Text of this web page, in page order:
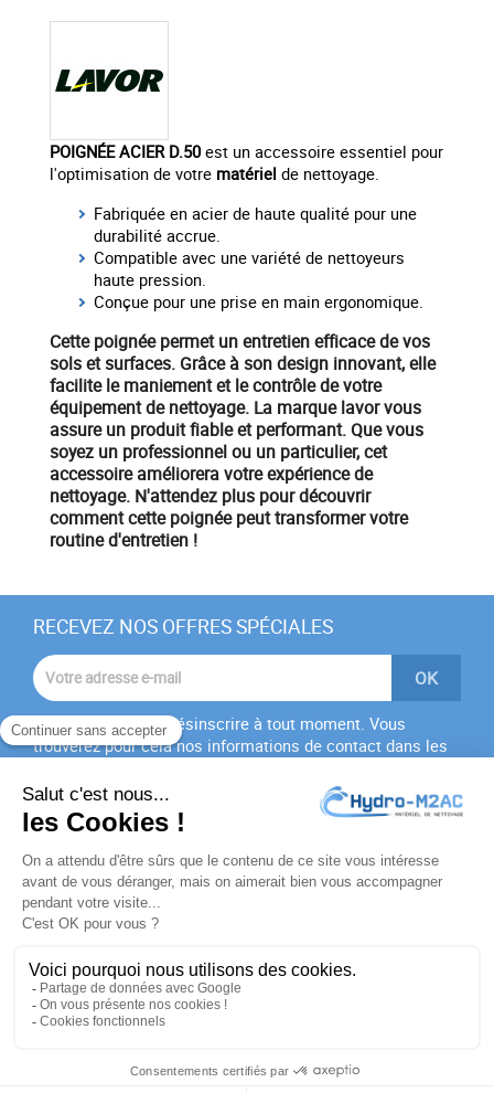
POIGNÉE ACIER D.50 est un accessoire essentiel pour
l'optimisation de votre matériel de nettoyage.
Fabriquée en acier de haute qualité pour une
durabilité accrue.
Compatible avec une variété de nettoyeurs
haute pression.
Conçue pour une prise en main ergonomique.
Cette poignée permet unentretien efficacede vos
sols et surfaces. Grâce à son design innovant, elle
facilite le maniement et le contrôle de votre
équipementde nettoyage. La marquelavorvous
assure un produit fiable et performant. Que vous
soyez un professionnel ou un particulier, cet
accessoire améliorera votreexpérience de
nettoyage. N'attendez plus pour découvrir
comment cette poignée peut transformer votre
routine d'entretien !
RECEVEZ NOS OFFRES SPÉCIALES
Vous pouvez vous désinscrire à tout moment. Vous
trouverez pour cela nos informations de contact dans les
J'accepte lesconditions générales
politique de
confidentialité
PRODUITS
NOTRE SOCIÉTÉ
VOTRE COMPTE